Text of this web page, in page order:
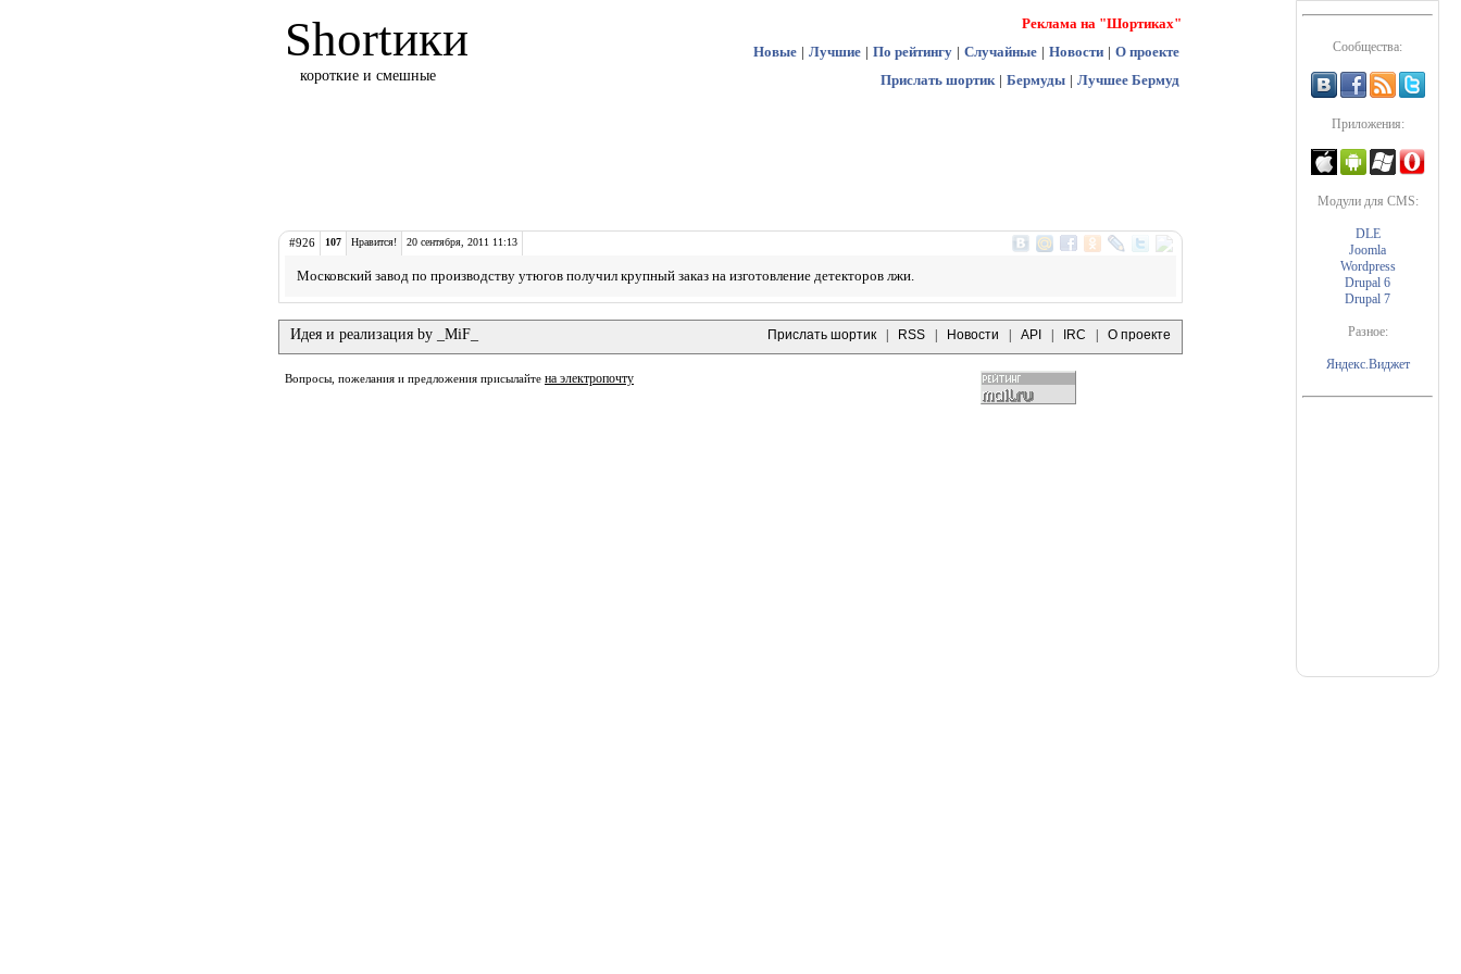
Сообщества:
Приложения:
Модули для CMS:
DLE
Joomla
Wordpress
Drupal 6
Drupal 7
Разное:
Яндекс.Виджет
Shortики
Реклама на "Шортиках"
Новые | Лучшие | По рейтингу | Случайные | Новости | О проекте
Прислать шортик | Бермуды | Лучшее Бермуд
короткие и смешные
#926 107 Нравится! 20 сентября, 2011 11:13
Московский завод по производству утюгов получил крупный заказ на изготовление детекторов лжи.
Идея и реализация by _MiF_ Прислать шортик RSS Новости API IRC О проекте
Вопросы, пожелания и предложения присылайте на электропочту